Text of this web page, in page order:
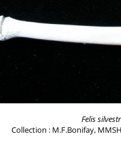
Felis
Collection : M.F.Bonifay,